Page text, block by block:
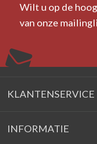
Wilt u op de
van onze
KLANTENSERVICE
INFORMATIE